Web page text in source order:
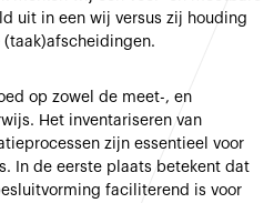
uit in een wij versus zij houding
op zowel de meet-, en
Het inventariseren van
zijn essentieel voor
In de eerste plaats betekent dat
faciliterend is voor